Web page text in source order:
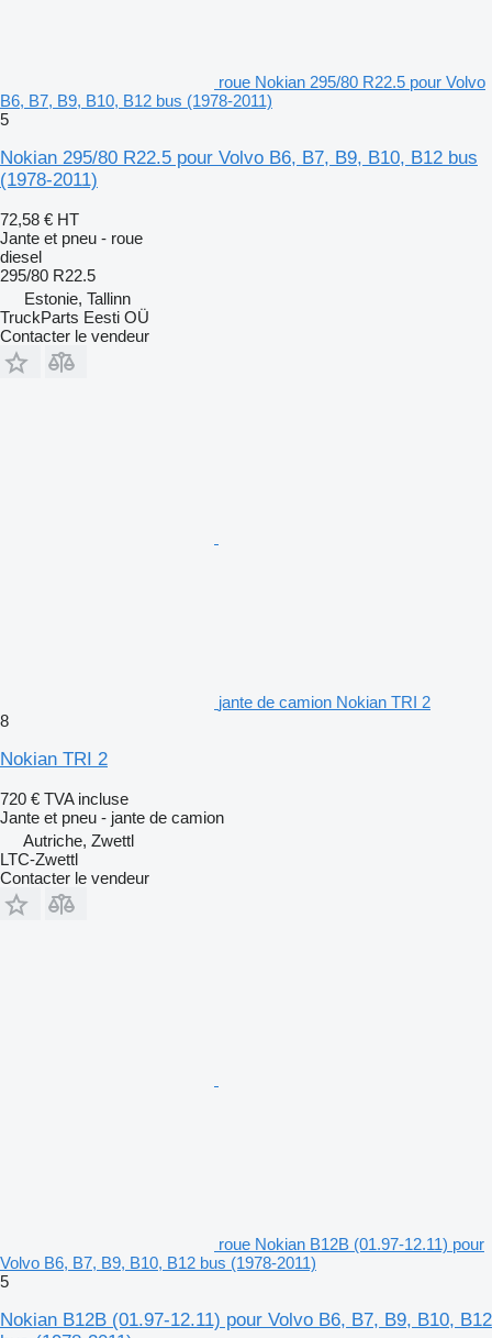
roue Nokian 295/80 R22.5 pour Volvo
B6, B7, B9, B10, B12 bus (1978-2011)
5
Nokian 295/80 R22.5 pour Volvo B6, B7, B9, B10, B12 bus
(1978-2011)
72,58 € HT
Jante et pneu - roue
diesel
295/80 R22.5
Estonie, Tallinn
TruckParts Eesti OÜ
Contacter le vendeur
jante de camion Nokian TRI 2
8
Nokian TRI 2
720 € TVA incluse
Jante et pneu - jante de camion
Autriche, Zwettl
LTC-Zwettl
Contacter le vendeur
roue Nokian B12B (01.97-12.11) pour
Volvo B6, B7, B9, B10, B12 bus (1978-2011)
5
Nokian B12B (01.97-12.11) pour Volvo B6, B7, B9, B10, B12